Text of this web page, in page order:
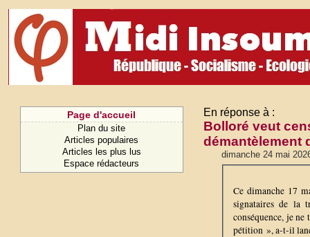
Page d'accueil
Plan du site
Articles populaires
Articles les plus lus
Espace rédacteurs
En réponse à :
Bolloré veut
démantèlement
dimanche 24 mai
Ce dimanche 17
signataires de la
conséquence, je
pétition », a-t-il